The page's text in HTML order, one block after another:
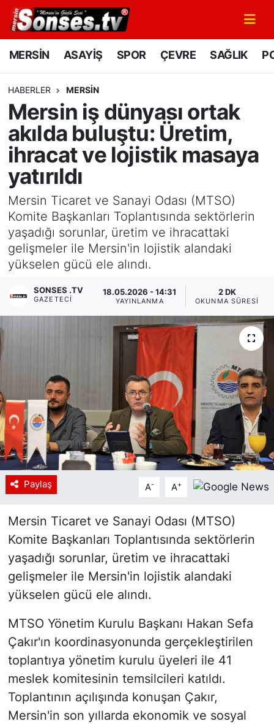
MERSİN ASAYİŞ SPOR ÇEVRE SAĞLIK
HABERLER MERSİN
Mersin iş dünyası ortak
akılda buluştu: Üretim,
ihracat ve lojistik masaya
yatırıldı
Mersin Ticaret ve Sanayi Odası (MTSO)
Komite Başkanları Toplantısında sektörlerin
yaşadığı sorunlar, üretim ve ihracattaki
gelişmeler ile Mersin'in lojistik alandaki
yükselen gücü ele alındı.
SONSES .TV
GAZETECI
18.05.2026 - 14:31
YAYINLANMA
2 DK
OKUNMA SÜRESI
Paylaş A- A+
Mersin Ticaret ve Sanayi Odası (MTSO)
Komite Başkanları Toplantısında sektörlerin
yaşadığı sorunlar, üretim ve ihracattaki
gelişmeler ile Mersin'in lojistik alandaki
yükselen gücü ele alındı.
MTSO Yönetim Kurulu Başkanı Hakan Sefa
Çakır'ın koordinasyonunda gerçekleştirilen
toplantıya yönetim kurulu üyeleri ile 41
meslek komitesinin temsilcileri katıldı.
Toplantının açılışında konuşan Çakır,
Mersin'in son yıllarda ekonomik ve sosyal
MERSİN
SPOR
GÜNÜN MANŞETİ
DÜNYA
KÜLTÜR - SANAT
MAGAZİN
SAĞLIK
Siyaset
Tanıtım
Mersin Nöbetçi Eczaneler
Mersin Namaz Vakitleri
Mersin Trafik Yoğunluk Haritası
Süper Lig Puan Durumu ve Fikstür
Tüm Manşetler
Son Dakika Haberleri
Haber Arşivi